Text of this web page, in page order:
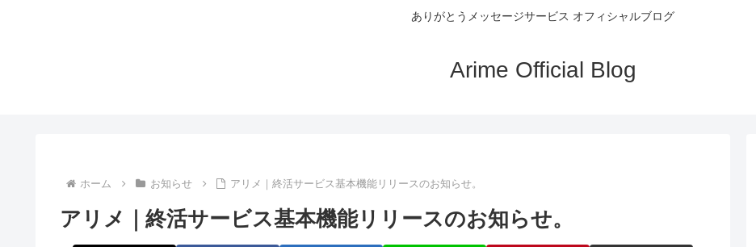
ありがとうメッセージサービス オフィシャルブログ
Arime Official Blog
ホーム お知らせ アリメ｜終活サービス基本機能リリースのお知らせ。
アリメ｜終活サービス基本機能リリースのお知らせ。